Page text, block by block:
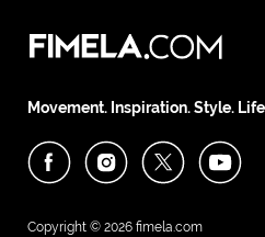
Movement. Inspiration. Style.
Copyright © 2026 fimela.com